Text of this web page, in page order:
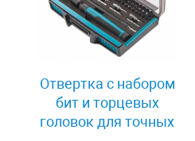
Отвертка с набором
бит и торцевых
головок для точных